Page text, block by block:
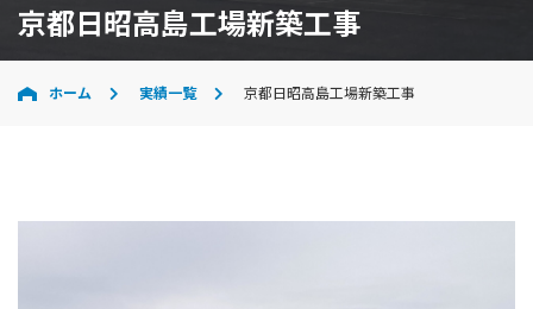
京都日昭高島工場新築工事
ホーム 実績一覧 京都日昭高島工場新築工事